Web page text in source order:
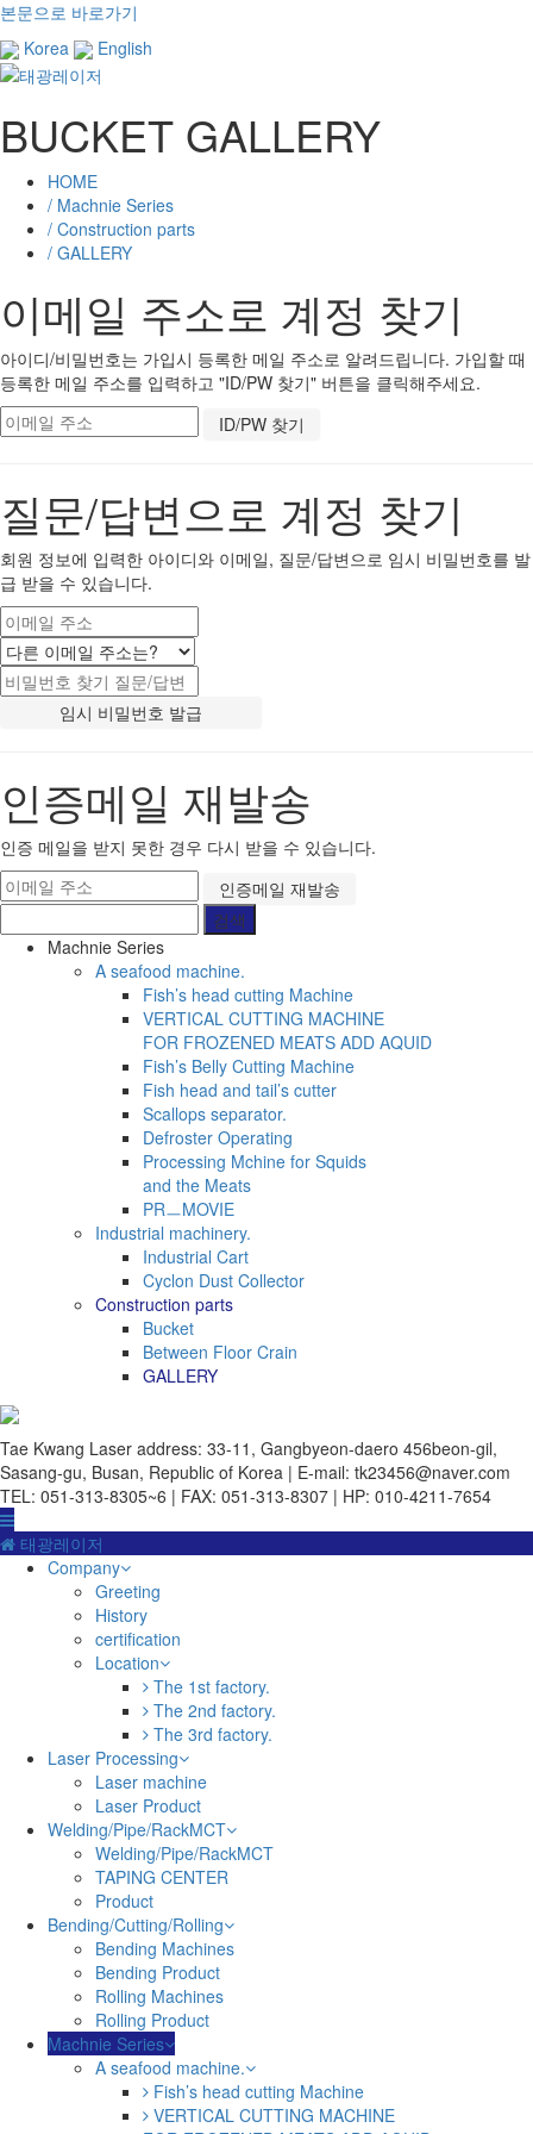
본문으로 바로가기
Korea
English
BUCKET GALLERY
HOME
/ Machnie Series
/ Construction parts
/ GALLERY
이메일 주소로 계정 찾기
아이디/비밀번호는 가입시 등록한 메일 주소로 알려드립니다. 가입할 때
등록한 메일 주소를 입력하고 "ID/PW 찾기" 버튼을 클릭해주세요.
질문/답변으로 계정 찾기
회원 정보에 입력한 아이디와 이메일, 질문/답변으로 임시 비밀번호를 발
급 받을 수 있습니다.
인증메일 재발송
인증 메일을 받지 못한 경우 다시 받을 수 있습니다.
Machnie Series
A seafood machine.
Fish’s head cutting Machine
VERTICAL CUTTING MACHINE
FOR FROZENED MEATS ADD AQUID
Fish’s Belly Cutting Machine
Fish head and tail’s cutter
Scallops separator.
Defroster Operating
Processing Mchine for Squids
and the Meats
PRㅡMOVIE
Industrial machinery.
Industrial Cart
Cyclon Dust Collector
Construction parts
Bucket
Between Floor Crain
GALLERY
Tae Kwang Laser address: 33-11, Gangbyeon-daero 456beon-gil,
Sasang-gu, Busan, Republic of Korea | E-mail: tk23456@naver.com
TEL: 051-313-8305~6 | FAX: 051-313-8307 | HP: 010-4211-7654
태광레이저
Company
Greeting
History
certification
Location
The 1st factory.
The 2nd factory.
The 3rd factory.
Laser Processing
Laser machine
Laser Product
Welding/Pipe/RackMCT
Welding/Pipe/RackMCT
TAPING CENTER
Product
Bending/Cutting/Rolling
Bending Machines
Bending Product
Rolling Machines
Rolling Product
Machnie Series
A seafood machine.
Fish’s head cutting Machine
VERTICAL CUTTING MACHINE